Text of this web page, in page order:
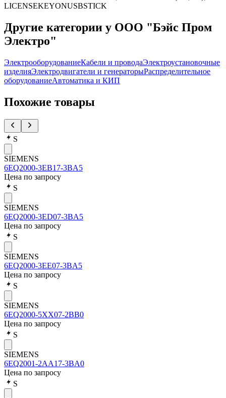
LICENSEKEYONUSBSTICK
Другие категории у ООО "Бэйс Пром
Электро"
ЭлектрооборудованиеКабели и проводаЭлектроустановочные
изделияЭлектродвигатели и генераторыРаспределительное
оборудованиеАвтоматика и КИП
Похожие товары
S
SIEMENS
6EQ2000-3EB17-3BA5
Цена по запросу
S
SIEMENS
6EQ2000-3ED07-3BA5
Цена по запросу
S
SIEMENS
6EQ2000-3EE07-3BA5
Цена по запросу
S
SIEMENS
6EQ2000-5XX07-2BB0
Цена по запросу
S
SIEMENS
6EQ2001-2AA17-3BA0
Цена по запросу
S